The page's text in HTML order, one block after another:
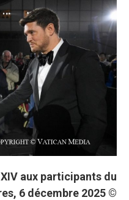
aux participants du
6 décembre 2025 ©